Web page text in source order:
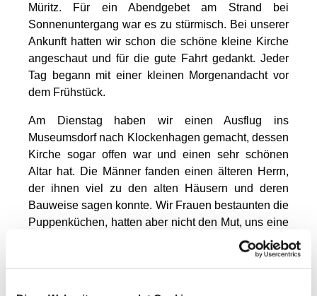
Müritz. Für ein Abendgebet am Strand bei
Sonnenuntergang war es zu stürmisch. Bei unserer
Ankunft hatten wir schon die schöne kleine Kirche
angeschaut und für die gute Fahrt gedankt. Jeder
Tag begann mit einer kleinen Morgenandacht vor
dem Frühstück.
Am Dienstag haben wir einen Ausflug ins
Museumsdorf nach Klockenhagen gemacht, dessen
Kirche sogar offen war und einen sehr schönen
Altar hat. Die Männer fanden einen älteren Herrn,
der ihnen viel zu den alten Häusern und deren
Bauweise sagen konnte. Wir Frauen bestaunten die
Puppenküchen, hatten aber nicht den Mut, uns eine
Dauerwelle verpassen zu lassen, denn der
Friseurladen war geöffnet und hatte auch
Lockenwickler und Trockenhaube bereit. Auch die